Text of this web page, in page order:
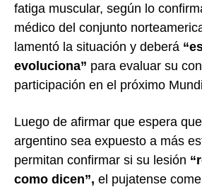
fatiga muscular, según lo
médico del conjunto
lamentó la situación y deberá
evoluciona” para evaluar su
participación en el próximo
Luego de afirmar que espera
argentino sea expuesto a más
permitan confirmar si su lesión
como dicen”, el pujatense